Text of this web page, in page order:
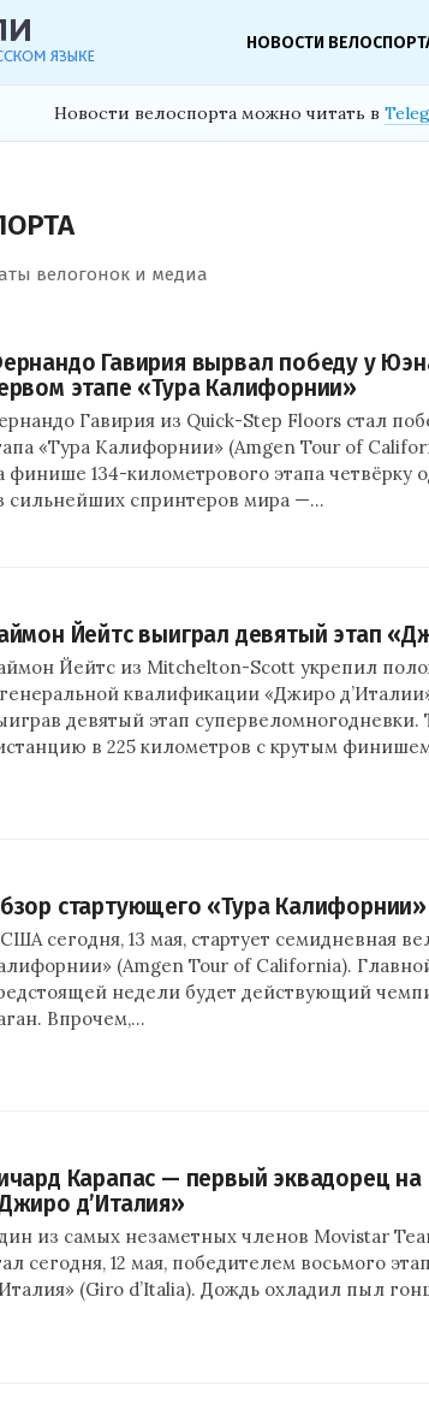
НОВОСТИ
Новости велоспорта можно читать в
велогонок и медиа
Гавирия вырвал победу у
этапе «Тура Калифорнии»
Гавирия из Quick-Step Floors стал
«Тура Калифорнии» (Amgen Tour of
финише 134-километрового этапа четвёрку
сильнейших спринтеров мира —…
Йейтс выиграл девятый этап
Йейтс из Mitchelton-Scott укрепил
квалификации «Джиро
девятый этап
в 225 километров с крутым
стартующего «Тура Калифорнии»
сегодня, 13 мая, стартует семидневная
(Amgen Tour of California).
недели будет действующий
Впрочем,…
Карапас — первый эквадорец на
д’Италия»
из самых незаметных членов Movistar
сегодня, 12 мая, победителем восьмого
(Giro d’Italia). Дождь охладил пыл